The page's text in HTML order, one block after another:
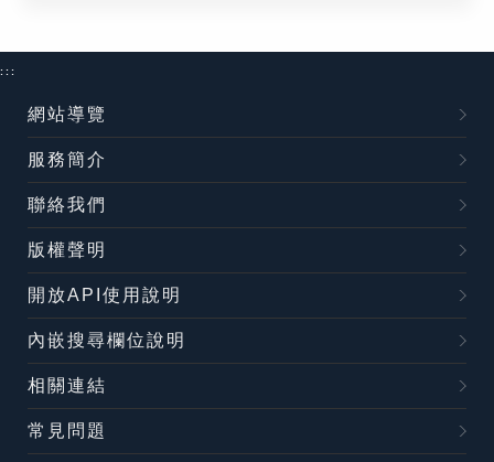
:::
網站導覽
服務簡介
聯絡我們
版權聲明
開放API使用說明
內嵌搜尋欄位說明
相關連結
常見問題